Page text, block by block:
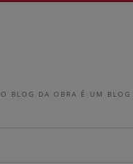
O BLOG DA OBRA É UM BLOG